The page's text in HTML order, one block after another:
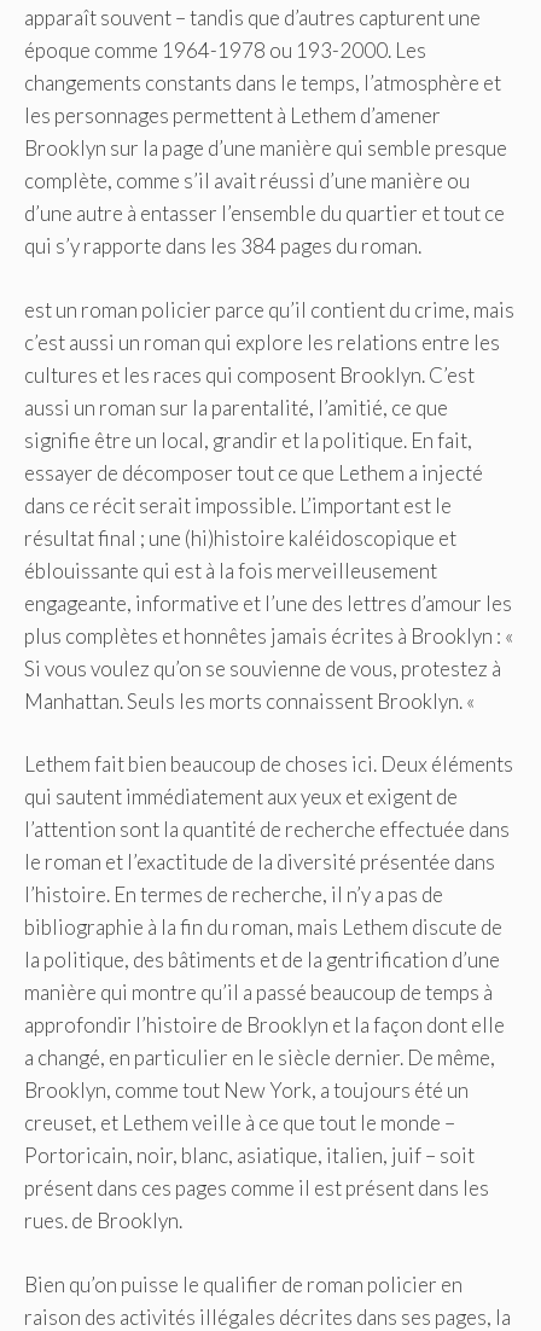
apparaît souvent – ​​tandis que d’autres capturent une
époque comme 1964-1978 ou 193-2000. Les
changements constants dans le temps, l’atmosphère et
les personnages permettent à Lethem d’amener
Brooklyn sur la page d’une manière qui semble presque
complète, comme s’il avait réussi d’une manière ou
d’une autre à entasser l’ensemble du quartier et tout ce
qui s’y rapporte dans les 384 pages du roman.
est un roman policier parce qu’il contient du crime, mais
c’est aussi un roman qui explore les relations entre les
cultures et les races qui composent Brooklyn. C’est
aussi un roman sur la parentalité, l’amitié, ce que
signifie être un local, grandir et la politique. En fait,
essayer de décomposer tout ce que Lethem a injecté
dans ce récit serait impossible. L’important est le
résultat final ; une (hi)histoire kaléidoscopique et
éblouissante qui est à la fois merveilleusement
engageante, informative et l’une des lettres d’amour les
plus complètes et honnêtes jamais écrites à Brooklyn : «
Si vous voulez qu’on se souvienne de vous, protestez à
Manhattan. Seuls les morts connaissent Brooklyn. «
Lethem fait bien beaucoup de choses ici. Deux éléments
qui sautent immédiatement aux yeux et exigent de
l’attention sont la quantité de recherche effectuée dans
le roman et l’exactitude de la diversité présentée dans
l’histoire. En termes de recherche, il n’y a pas de
bibliographie à la fin du roman, mais Lethem discute de
la politique, des bâtiments et de la gentrification d’une
manière qui montre qu’il a passé beaucoup de temps à
approfondir l’histoire de Brooklyn et la façon dont elle
a changé, en particulier en le siècle dernier. De même,
Brooklyn, comme tout New York, a toujours été un
creuset, et Lethem veille à ce que tout le monde –
Portoricain, noir, blanc, asiatique, italien, juif – soit
présent dans ces pages comme il est présent dans les
rues. de Brooklyn.
Bien qu’on puisse le qualifier de roman policier en
raison des activités illégales décrites dans ses pages, la